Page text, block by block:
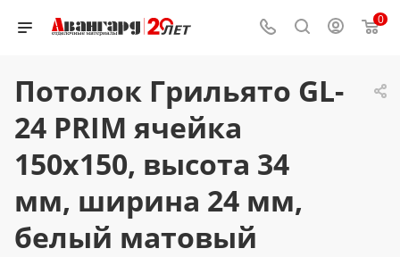
0
Потолок Грильято GL-
24 PRIM ячейка
150x150, высота 34
мм, ширина 24 мм,
белый матовый